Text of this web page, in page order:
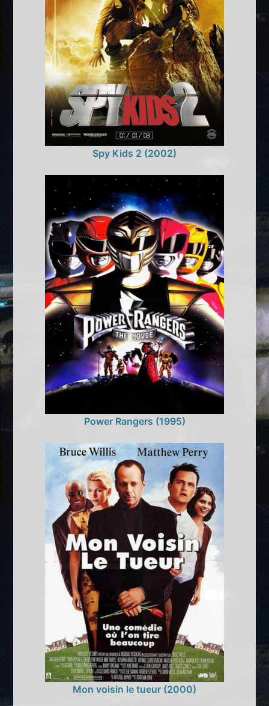
Spy Kids 2 (2002)
Power Rangers (1995)
Mon voisin le tueur (2000)